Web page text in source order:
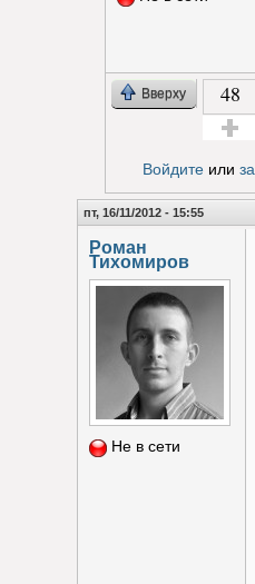
Вверху 48
Войдитеили
пт, 16/11/2012 - 15:55
Роман
Тихомиров
Не в сети